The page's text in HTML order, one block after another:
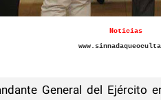
Noticias
General del Ejército